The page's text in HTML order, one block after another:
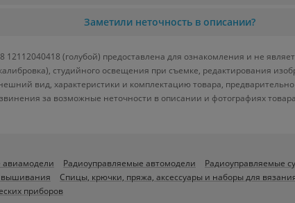
Заметили неточность в описании?
(голубой) предоставлена для ознакомления и не
студийного освещения при съемке, редактирования
вид, характеристики и комплектацию товара,
за возможные неточности в описании и фотографиях
авиамодели Радиоуправляемые автомодели Радиоуправляемые
вышивания Спицы, крючки, пряжа, аксессуары и наборы для
приборов